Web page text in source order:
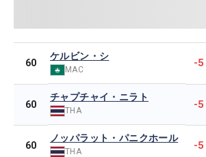
60
ケルビン・シ
MAC
-5
60
チャプチャイ・ニラト
THA -5
60
ノッパラット・パニクホール
THA -5